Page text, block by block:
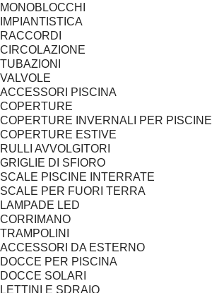
MONOBLOCCHI
IMPIANTISTICA
RACCORDI
CIRCOLAZIONE
TUBAZIONI
VALVOLE
ACCESSORI PISCINA
COPERTURE
COPERTURE INVERNALI PER PISCINE
COPERTURE ESTIVE
RULLI AVVOLGITORI
GRIGLIE DI SFIORO
SCALE PISCINE INTERRATE
SCALE PER FUORI TERRA
LAMPADE LED
CORRIMANO
TRAMPOLINI
ACCESSORI DA ESTERNO
DOCCE PER PISCINA
DOCCE SOLARI
LETTINI E SDRAIO